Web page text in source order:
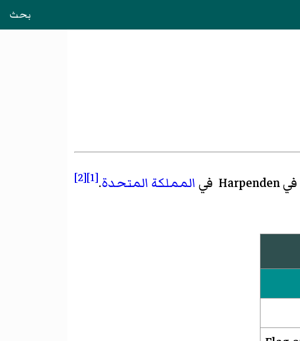
بحث
في Harpenden في المملكة المتحدة.
[1]
[2]